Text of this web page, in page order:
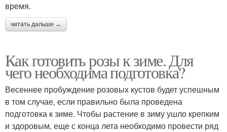
время.
читать дальше →
Как готовить розы к зиме. Для
чего необходима подготовка?
Весеннее пробуждение розовых кустов будет успешным
в том случае, если правильно была проведена
подготовка к зиме. Чтобы растение в зиму ушло крепким
и здоровым, еще с конца лета необходимо провести ряд